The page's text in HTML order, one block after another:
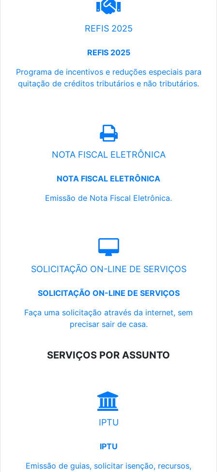
REFIS 2025
REFIS 2025
Programa de incentivos e reduções especiais para
quitação de créditos tributários e não tributários.
NOTA FISCAL ELETRÔNICA
NOTA FISCAL ELETRÔNICA
Emissão de Nota Fiscal Eletrônica.
SOLICITAÇÃO ON-LINE DE SERVIÇOS
SOLICITAÇÃO ON-LINE DE SERVIÇOS
Faça uma solicitação através da internet, sem
precisar sair de casa.
SERVIÇOS POR ASSUNTO
IPTU
IPTU
Emissão de guias, solicitar isenção, recursos,